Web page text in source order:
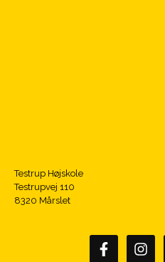
Testrup Højskole
Testrupvej 110
8320 Mårslet